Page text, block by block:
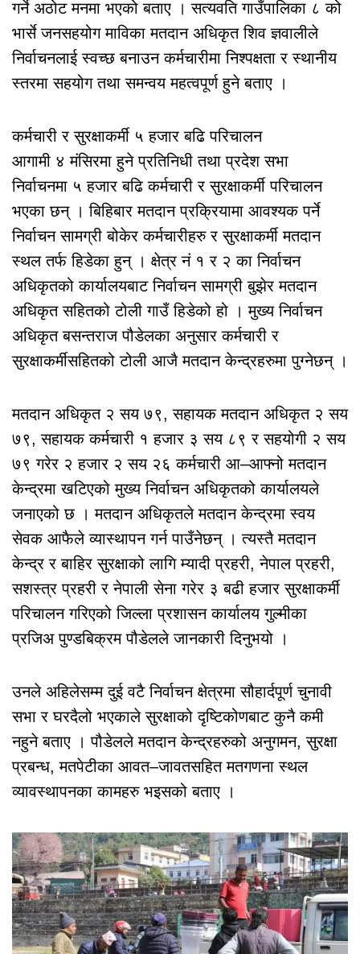
गर्ने अठोट मनमा भएको बताए । सत्यवति गाउँपालिका ८ को
भार्से जनसहयोग माविका मतदान अधिकृत शिव ज्ञवालीले
निर्वाचनलाई स्वच्छ बनाउन कर्मचारीमा निश्पक्षता र स्थानीय
स्तरमा सहयोग तथा समन्वय महत्वपूर्ण हुने बताए ।
कर्मचारी र सुरक्षाकर्मी ५ हजार बढि परिचालन
आगामी ४ मंसिरमा हुने प्रतिनिधी तथा प्रदेश सभा
निर्वाचनमा ५ हजार बढि कर्मचारी र सुरक्षाकर्मी परिचालन
भएका छन् । बिहिबार मतदान प्रक्रियामा आवश्यक पर्ने
निर्वाचन सामग्री बोकेर कर्मचारीहरु र सुरक्षाकर्मी मतदान
स्थल तर्फ हिडेका हुन् । क्षेत्र नं १ र २ का निर्वाचन
अधिकृतको कार्यालयबाट निर्वाचन सामग्री बुझेर मतदान
अधिकृत सहितको टोली गाउँ हिडेको हो । मुख्य निर्वाचन
अधिकृत बसन्तराज पौडेलका अनुसार कर्मचारी र
सुरक्षाकर्मीसहितको टोली आजै मतदान केन्द्रहरुमा पुग्नेछन् ।
मतदान अधिकृत २ सय ७९, सहायक मतदान अधिकृत २ सय
७९, सहायक कर्मचारी १ हजार ३ सय ८९ र सहयोगी २ सय
७९ गरेर २ हजार २ सय २६ कर्मचारी आ–आफ्नो मतदान
केन्द्रमा खटिएको मुख्य निर्वाचन अधिकृतको कार्यालयले
जनाएको छ । मतदान अधिकृतले मतदान केन्द्रमा स्वय
सेवक आफैले व्यास्थापन गर्न पाउँनेछन् । त्यस्तै मतदान
केन्द्र र बाहिर सुरक्षाको लागि म्यादी प्रहरी, नेपाल प्रहरी,
सशस्त्र प्रहरी र नेपाली सेना गरेर ३ बढी हजार सुरक्षाकर्मी
परिचालन गरिएको जिल्ला प्रशासन कार्यालय गुल्मीका
प्रजिअ पुण्डबिक्रम पौडेलले जानकारी दिनुभयो ।
उनले अहिलेसम्म दुई वटै निर्वाचन क्षेत्रमा सौहार्दपूर्ण चुनावी
सभा र घरदैलो भएकाले सुरक्षाको दृष्टिकोणबाट कुनै कमी
नहुने बताए । पौडेलले मतदान केन्द्रहरुको अनुगमन, सुरक्षा
प्रबन्ध, मतपेटीका आवत–जावतसहित मतगणना स्थल
व्यावस्थापनका कामहरु भइसको बताए ।